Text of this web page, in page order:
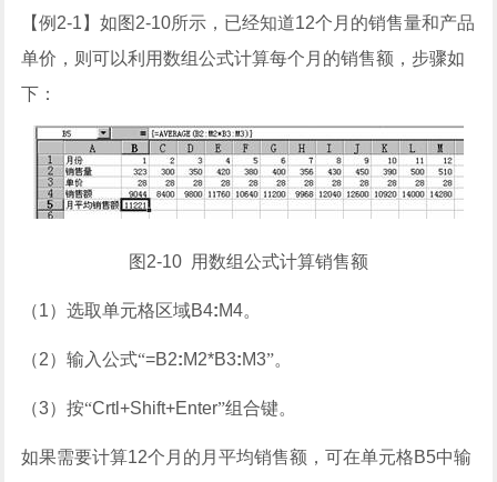
【例 2-1 】如图 2-10所示，已经知道12个月的销售量和产品
单价，则可以利用数组公式计算每个月的销售额，步骤如
下：
图 2-10 用数组公式计算销售额
（1）选取单元格区域B4:M4。
（2）输入公式“=B2:M2*B3:M3”。
（3）按“Crtl+Shift+Enter”组合键。
如果需要计算12个月的月平均销售额，可在单元格B5中输